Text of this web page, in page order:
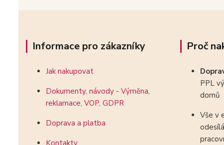
Informace pro zákazníky
Jak nakupovat
Dokumenty, návody - Výměna,
reklamace, VOP, GDPR
Doprava a platba
Kontakty
Proč
PPL
domů
Vše v